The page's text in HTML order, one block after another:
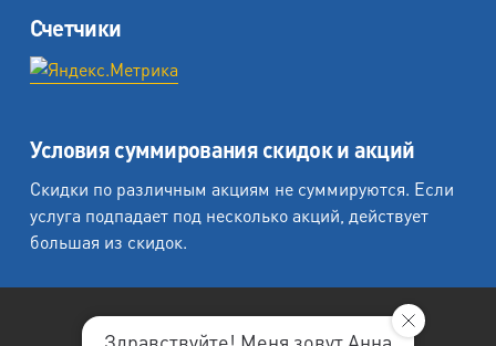
Счетчики
Условия суммирования скидок и акций
Скидки по различным акциям не суммируются. Если
услуга подпадает под несколько акций, действует
большая из скидок.